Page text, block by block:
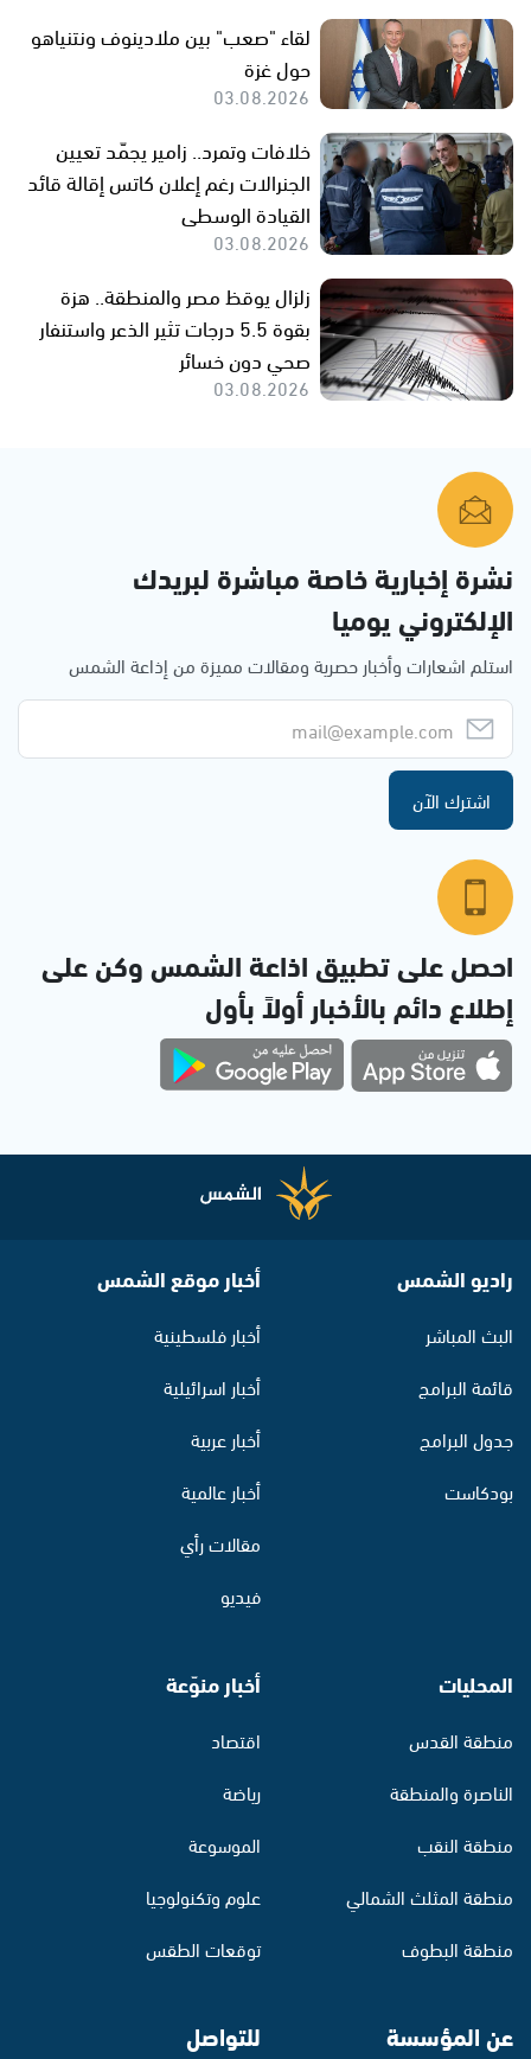
لقاء "صعب" بين ملادينوف ونتنياهو
حول غزة
03.08.2026
خلافات وتمرد.. زامير يجمّد تعيين
الجنرالات رغم إعلان كاتس إقالة قائد
القيادة الوسطى
03.08.2026
زلزال يوقظ مصر والمنطقة.. هزة
بقوة 5.5 درجات تثير الذعر واستنفار
صحي دون خسائر
03.08.2026
نشرة إخبارية خاصة مباشرة لبريدك
الإلكتروني يوميا
استلم اشعارات وأخبار حصرية ومقالات مميزة من إذاعة الشمس
اشترك الآن
احصل على تطبيق اذاعة الشمس وكن على
إطلاع دائم بالأخبار أولاً بأول
راديو الشمس
البث المباشر
قائمة البرامج
جدول البرامج
بودكاست
أخبار موقع الشمس
أخبار فلسطينية
أخبار اسرائيلية
أخبار عربية
أخبار عالمية
مقالات رأي
فيديو
المحليات
منطقة القدس
الناصرة والمنطقة
منطقة النقب
منطقة المثلث الشمالي
منطقة البطوف
أخبار منوّعة
اقتصاد
رياضة
الموسوعة
علوم وتكنولوجيا
توقعات الطقس
عن المؤسسة للتواصل